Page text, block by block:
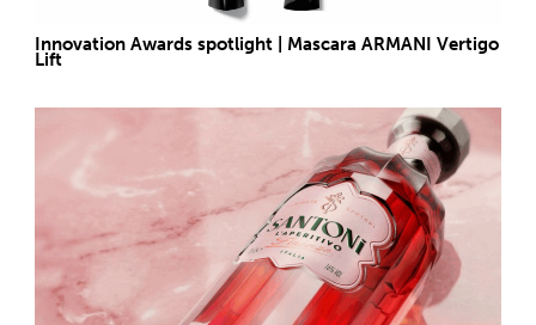
Innovation Awards spotlight | Mascara ARMANI Vertigo
Lift